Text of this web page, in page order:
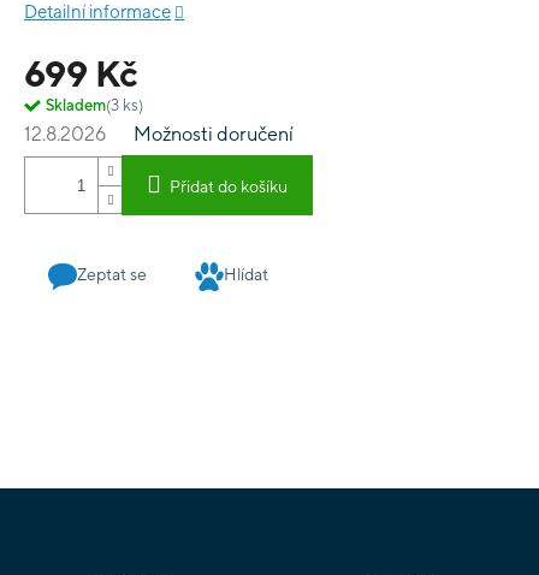
699 Kč
Skladem(3 ks)
12.8.2026 Možnosti doručení
Přidat do košíku
podložky na hraní či jiné příslušenství pro hry. Díky zcela
můžete na krabici připevnit v různých polohách. Víko drží
zavřené díky silným magnetům, které zabraňují náhodnému
otevření. Materiál: vně Nexofybre, uvnitř mikrovlákno
Detailní informace
Zeptat se Hlídat